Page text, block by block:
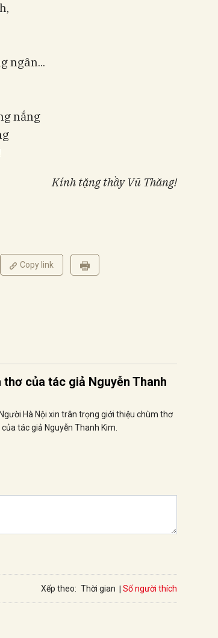
ngân...
nắng
Kính tặng thầy Vũ Thăng!
Copy link
thơ của tác giả Nguyễn Thanh
Hà Nội xin trân trọng giới thiệu chùm thơ
tác giả Nguyễn Thanh Kim.
Xếp theo: Thời gian Số người thích